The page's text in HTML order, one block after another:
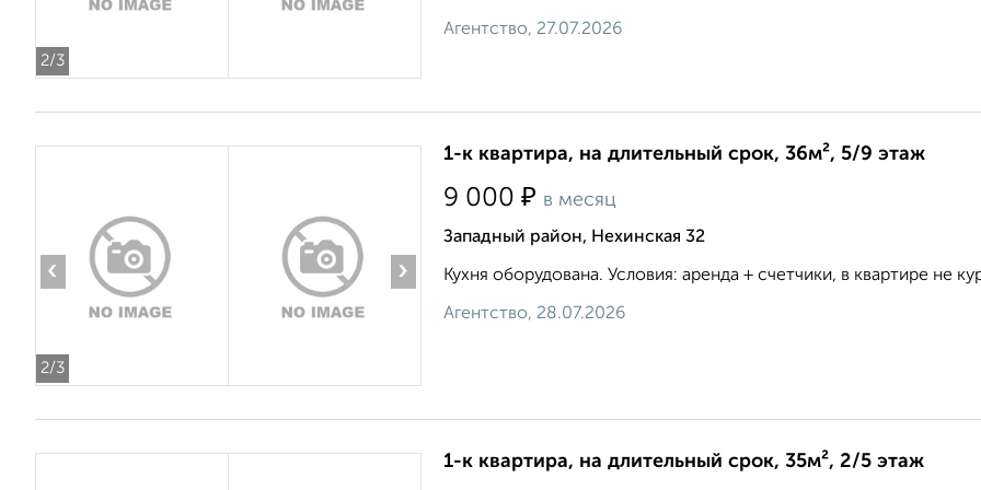
2/3
Агентство, 27.07.2026
2/3
‹ ›
1-к квартира, на длительный срок, 36м², 5/9 этаж
9 000 ₽ в месяц
Западный район, Нехинская 32
Кухня оборудована. Условия: аренда + счетчики, в квартире не
Агентство, 28.07.2026
1-к квартира, на длительный срок, 35м², 2/5 этаж